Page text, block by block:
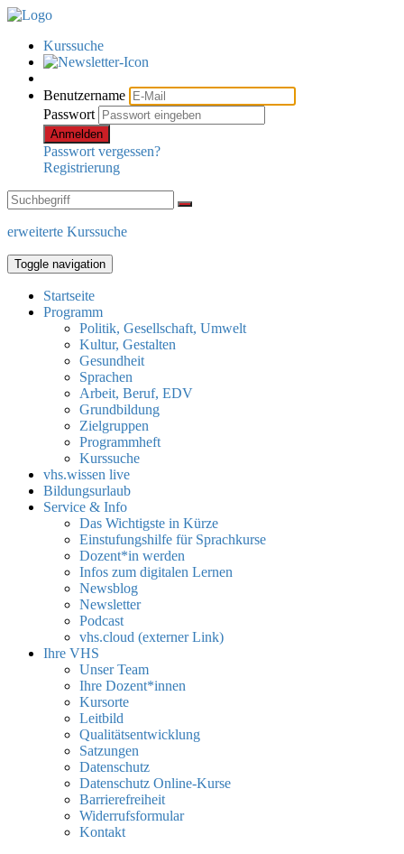
Kurssuche
Benutzername
Passwort
Anmelden
Passwort vergessen?
Registrierung
erweiterte Kurssuche
Toggle navigation
Startseite
Programm
Politik, Gesellschaft, Umwelt
Kultur, Gestalten
Gesundheit
Sprachen
Arbeit, Beruf, EDV
Grundbildung
Zielgruppen
Programmheft
Kurssuche
vhs.wissen live
Bildungsurlaub
Service & Info
Das Wichtigste in Kürze
Einstufungshilfe für Sprachkurse
Dozent*in werden
Infos zum digitalen Lernen
Newsblog
Newsletter
Podcast
vhs.cloud (externer Link)
Ihre VHS
Unser Team
Ihre Dozent*innen
Kursorte
Leitbild
Qualitätsentwicklung
Satzungen
Datenschutz
Datenschutz Online-Kurse
Barrierefreiheit
Widerrufsformular
Kontakt